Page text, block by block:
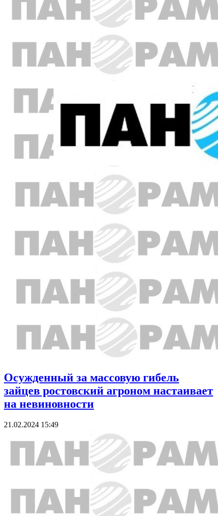
Осужденный за массовую гибель
зайцев ростовский агроном настаивает
на невиновности
21.02.2024 15:49